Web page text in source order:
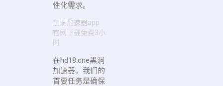
性化需求。
黑洞加速器app
官网下载免费3小
时
在hd18.cne黑洞
加速器，我们的
首要任务是确保